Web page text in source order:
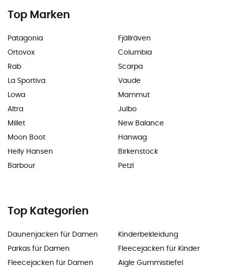
Top Marken
Patagonia
Ortovox
Rab
La Sportiva
Lowa
Altra
Millet
Moon Boot
Helly Hansen
Barbour
Fjällräven
Columbia
Scarpa
Vaude
Mammut
Julbo
New Balance
Hanwag
Birkenstock
Petzl
Top Kategorien
Daunenjacken für Damen
Parkas für Damen
Fleecejacken für Damen
Kinderbekleidung
Fleecejacken für Kinder
Aigle Gummistiefel